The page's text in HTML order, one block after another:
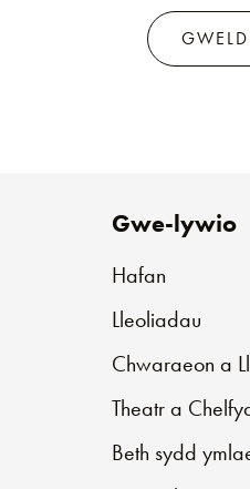
Gwe-lywio
Hafan
Lleoliadau
Chwaraeon a
Theatr a
Beth sydd